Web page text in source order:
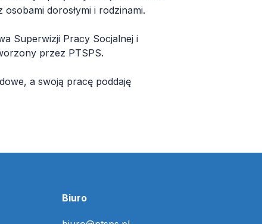
dorosłymi i rodzinami.
Superwizji Pracy Socjalnej i
przez PTSPS.
a swoją pracę poddaję
Biuro